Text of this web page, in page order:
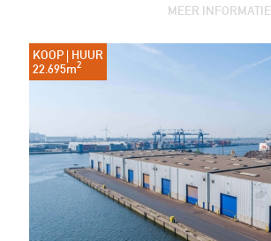
MEER INFORMATIE
KOOP | HUUR
22.695m2